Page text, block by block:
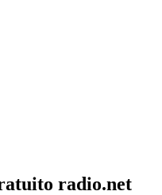
radio.net